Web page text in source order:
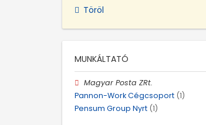
Töröl
MUNKÁLTATÓ
Magyar Posta ZRt.
Pannon-Work Cégcsoport (1)
Pensum Group Nyrt (1)